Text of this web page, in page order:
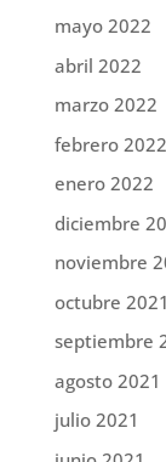
mayo 2022
abril 2022
marzo 2022
febrero 2022
enero 2022
diciembre
noviembre
octubre 2021
septiembre
agosto 2021
julio 2021